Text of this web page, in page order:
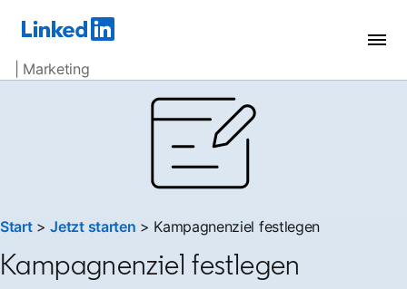
| Marketing
Start>Jetzt starten > Kampagnenziel festlegen
Kampagnenziel festlegen